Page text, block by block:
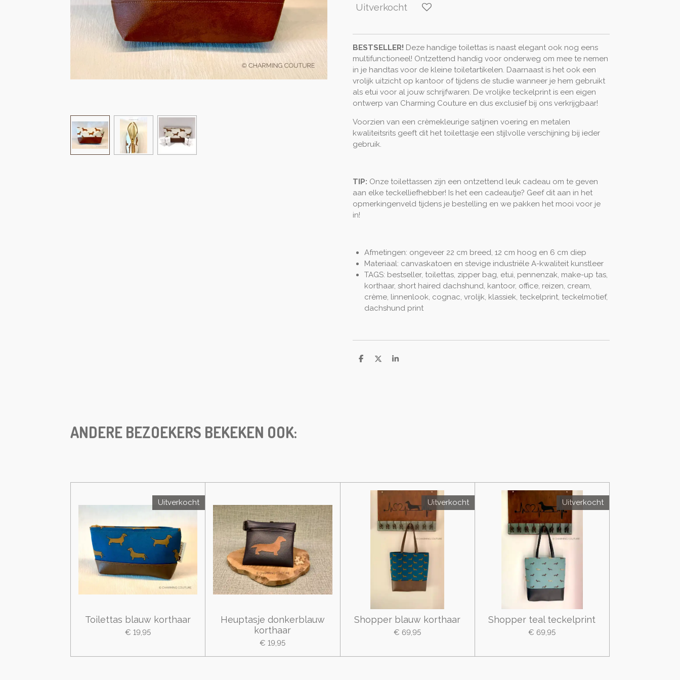
Uitverkocht
BESTSELLER! Deze handige toilettas is naast elegant ook nog eens
multifunctioneel! Ontzettend handig voor onderweg om mee te nemen
in je handtas voor de kleine toiletartikelen. Daarnaast is het ook een
vrolijk uitzicht op kantoor of tijdens de studie wanneer je hem gebruikt
als etui voor al jouw schrijfwaren. De vrolijke teckelprint is een eigen
ontwerp van Charming Couture en dus exclusief bij ons verkrijgbaar!
Voorzien van een crèmekleurige satijnen voering en metalen
kwaliteitsrits geeft dit het toilettasje een stijlvolle verschijning bij ieder
gebruik.
TIP: Onze toilettassen zijn een ontzettend leuk cadeau om te geven
aan elke teckelliefhebber! Is het een cadeautje? Geef dit aan in het
opmerkingenveld tijdens je bestelling en we pakken het mooi voor je
in!
Afmetingen: ongeveer 22 cm breed, 12 cm hoog en 6 cm diep
Materiaal: canvaskatoen en stevige industriële A-kwaliteit kunstleer
TAGS: bestseller, toilettas, zipper bag, etui, pennenzak, make-up tas,
korthaar, short haired dachshund, kantoor, office, reizen, cream,
crème, linnenlook, cognac, vrolijk, klassiek, teckelprint, teckelmotief,
dachshund print
D
D
S
ANDERE BEZOEKERS BEKEKEN OOK:
Uitverkocht
Toilettas blauw korthaar
€ 19,95
Heuptasje donkerblauw
korthaar
€ 19,95
Uitverkocht
Shopper blauw korthaar
€ 69,95
Uitverkocht
Shopper teal teckelprint
€ 69,95